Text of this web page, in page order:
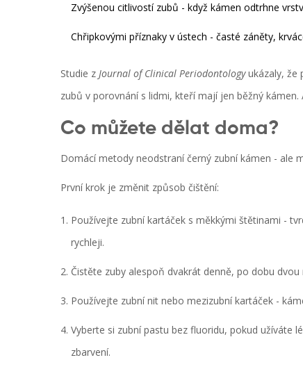
Zvýšenou citlivostí zubů - když kámen odtrhne
Chřipkovými příznaky v ústech - časté záněty,
Studie z Journal of Clinical Periodontologyukázaly, že
zubů v porovnání s lidmi, kteří mají jen běžný
Co můžete dělat doma?
Domácí metody neodstraní černý zubní kámen - ale
První krok je změnit způsob čištění:
Používejte zubní kartáček s měkkými štětinami -
rychleji.
Čistěte zuby alespoň dvakrát denně, po dobu
Používejte zubní nit nebo mezizubní kartáček -
Vyberte si zubní pastu bez fluoridu, pokud užíváte
zbarvení.